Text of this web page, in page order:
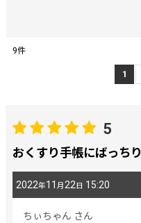
画像
9件
1
5
おくすり手帳にばっちり
2022年11 月 22 日 15:20
ちぃちゃん さん